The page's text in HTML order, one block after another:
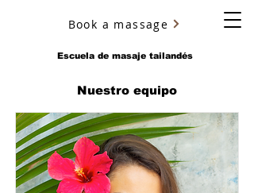
Escuela de masaje tailandés
YURY ULYANOV
Book a massage
Nuestro equipo